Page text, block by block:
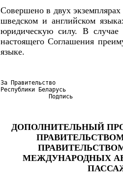
Совершено в двух
шведском и английском
юридическую силу. В случае
настоящего Соглашения
языке.
За Правительство
Республики Беларусь
Подпись
ДОПОЛНИТЕЛЬНЫЙ
МЕЖДУНАРОДНЫХ